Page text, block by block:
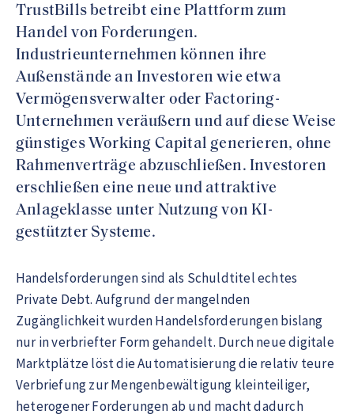
TrustBills betreibt eine Plattform zum
Handel von Forderungen.
Industrieunternehmen können ihre
Außenstände an Investoren wie etwa
Vermögensverwalter oder Factoring-
Unternehmen veräußern und auf diese Weise
günstiges Working Capital generieren, ohne
Rahmenverträge abzuschließen. Investoren
erschließen eine neue und attraktive
Anlageklasse unter Nutzung von KI-
gestützter Systeme.
Handelsforderungen sind als Schuldtitel echtes
Private Debt. Aufgrund der mangelnden
Zugänglichkeit wurden Handelsforderungen bislang
nur in verbriefter Form gehandelt. Durch neue digitale
Marktplätze löst die Automatisierung die relativ teure
Verbriefung zur Mengenbewältigung kleinteiliger,
heterogener Forderungen ab und macht dadurch